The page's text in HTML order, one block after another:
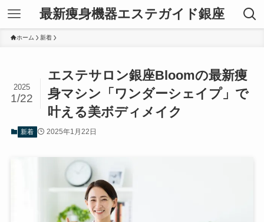
最新痩身機器エステガイド銀座
ホーム 新着
エステサロン銀座Bloomの最新痩
身マシン「ワンダーシェイプ」で
叶える美ボディメイク
2025
1/22
新着 2025年1月22日